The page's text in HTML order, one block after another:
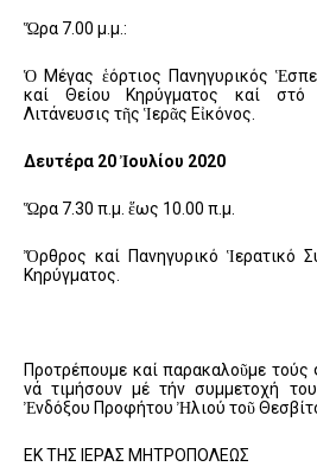
Ὥρα 7.00 μ.μ.:
Ὁ Μέγας ἑόρτιος Πανηγυρικός
καί Θείου Κηρύγματος καί στό
Λιτάνευσις τῆς Ἱερᾶς Εἰκόνος.
Δευτέρα 20 Ἰουλίου 2020
Ὥρα 7.30 π.μ. ἕως 10.00 π.μ.
Ὄρθρος καί Πανηγυρικό Ἱερατικό
Κηρύγματος.
Προτρέπουμε καί παρακαλοῦμε τούς
νά τιμήσουν μέ τήν συμμετοχή
Ἐνδόξου Προφήτου Ἠλιού τοῦ
ΕΚ ΤΗΣ ΙΕΡΑΣ ΜΗΤΡΟΠΟΛΕΩΣ